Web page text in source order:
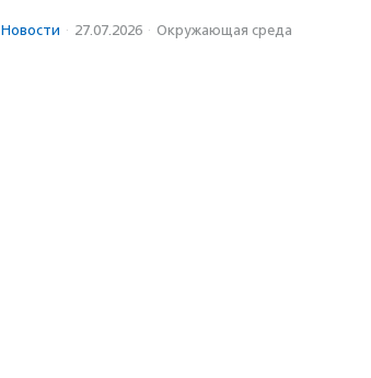
Новости · 27.07.2026 · Окружающая среда